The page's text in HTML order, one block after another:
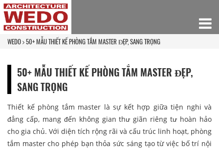
WEDO 50+ MẪU THIẾT KẾ PHÒNG TẮM MASTER ĐẸP, SANG TRỌNG
50+ MẪU THIẾT KẾ PHÒNG TẮM MASTER ĐẸP,
SANG TRỌNG
Thiết kế phòng tắm master là sự kết hợp giữa tiện nghi và
đẳng cấp, mang đến không gian thư giãn riêng tư hoàn hảo
cho gia chủ. Với diện tích rộng rãi và cấu trúc linh hoạt, phòng
tắm master cho phép bạn thỏa sức sáng tạo từ việc bố trí nội